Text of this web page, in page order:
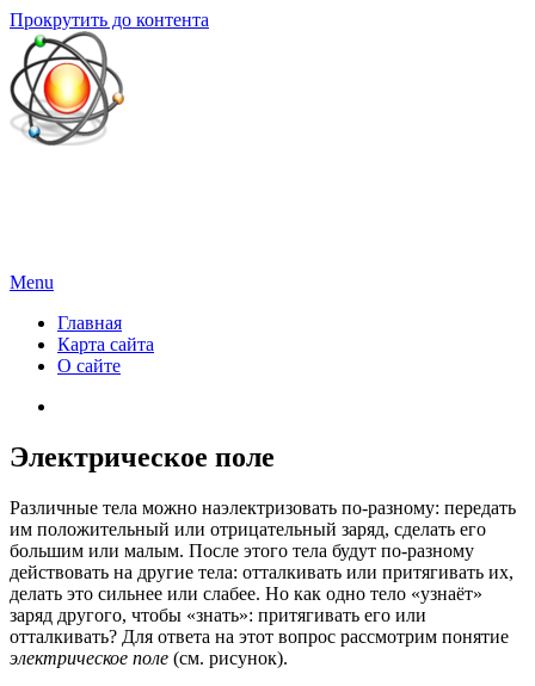
Прокрутить до контента
Menu
Главная
Карта сайта
О сайте
Электрическое поле
Различные тела можно наэлектризовать по-разному: передать
им положительный или отрицательный заряд, сделать его
большим или малым. После этого тела будут по-разному
действовать на другие тела: отталкивать или притягивать их,
делать это сильнее или слабее. Но как одно тело «узнаёт»
заряд другого, чтобы «знать»: притягивать его или
отталкивать? Для ответа на этот вопрос рассмотрим понятие
электрическое поле (см. рисунок).